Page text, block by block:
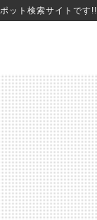
ット検索サイトです!!